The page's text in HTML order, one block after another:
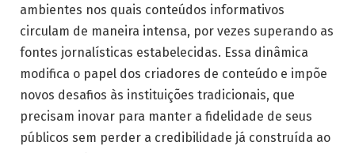
ambientes nos quais conteúdos informativos
circulam de maneira intensa, por vezes superando as
fontes jornalísticas estabelecidas. Essa dinâmica
modifica o papel dos criadores de conteúdo e impõe
novos desafios às instituições tradicionais, que
precisam inovar para manter a fidelidade de seus
públicos sem perder a credibilidade já construída ao